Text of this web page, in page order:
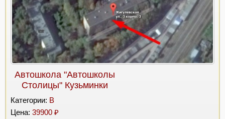
Автошкола "Автошколы
Столицы" Кузьминки
Категории: B
Цена: 39900 ₽